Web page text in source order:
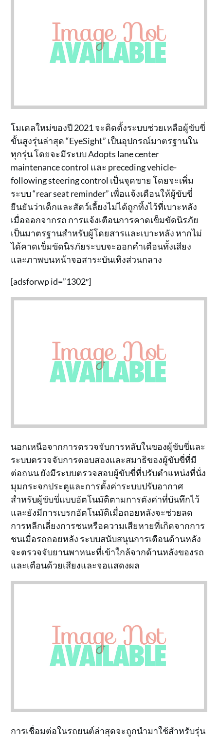
โมเดลใหม่ของปี 2021 จะติดตั้งระบบช่วยเหลือผู้ขับขี่
ขั้นสูงรุ่นล่าสุด “EyeSight” เป็นอุปกรณ์มาตรฐานใน
ทุกรุ่น โดยจะมีระบบ Adopts lane center
maintenance control และ preceding vehicle-
following steering control เป็นจุดขาย โดยจะเพิ่ม
ระบบ “rear seat reminder” เพื่อแจ้งเตือนให้ผู้ขับขี่
ยืนยันว่าเด็กและสัตว์เลี้ยงไม่ได้ถูกทิ้งไว้ที่เบาะหลัง
เมื่อออกจากรถ การแจ้งเตือนการคาดเข็มขัดนิรภัย
เป็นมาตรฐานสำหรับผู้โดยสารและเบาะหลัง หากไม่
ได้คาดเข็มขัดนิรภัยระบบจะออกคำเตือนทั้งเสียง
และภาพบนหน้าจอสาระบันเทิงส่วนกลาง
[adsforwp id=”1302″]
นอกเหนือจากการตรวจจับการหลับในของผู้ขับขี่และ
ระบบตรวจจับการตอบสองและสมาธิของผู้ขับขี่ที่มี
ต่อถนน ยังมีระบบตรวจสอบผู้ขับขี่ที่ปรับตำแหน่งที่นั่ง
มุมกระจกประตูและการตั้งค่าระบบปรับอากาศ
สำหรับผู้ขับขี่แบบอัตโนมัติตามการตังค่าที่บันทึกไว้
และยังมีการเบรกอัตโนมัติเมื่อถอยหลังจะช่วยลด
การหลีกเลี่ยงการชนหรือความเสียหายที่เกิดจากการ
ชนเมื่อรถถอยหลัง ระบบสนับสนุนการเตือนด้านหลัง
จะตรวจจับยานพาหนะที่เข้าใกล้จากด้านหลังของรถ
และเตือนด้วยเสียงและจอแสดงผล
การเชื่อมต่อในรถยนต์ล่าสุดจะถูกนำมาใช้สำหรับรุ่น